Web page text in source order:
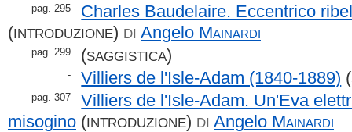
pag. 295
Charles Baudelaire. Eccentrico
(INTRODUZIONE) DI Angelo Mainardi
pag. 299 (SAGGISTICA)
- Villiers de l'Isle-Adam (1840-1889) (
pag. 307
Villiers de l'Isle-Adam. Un'Eva
misogino (INTRODUZIONE) DI Angelo Mainardi